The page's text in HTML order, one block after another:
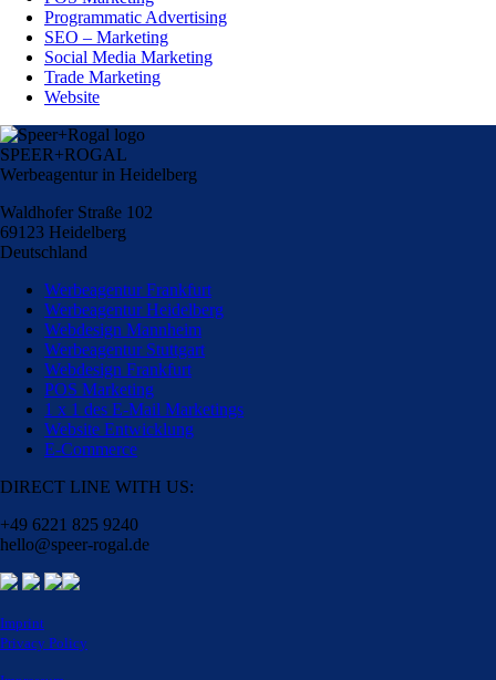
Programmatic Advertising
SEO – Marketing
Social Media Marketing
Trade Marketing
Website
SPEER+ROGAL
Werbeagentur in Heidelberg
Waldhofer Straße 102
69123 Heidelberg
Deutschland
Werbeagentur Frankfurt
Werbeagentur Heidelberg
Webdesign Mannheim
Werbeagentur Stuttgart
Webdesign Frankfurt
POS Marketing
1 x 1 des E-Mail Marketings
Website Entwicklung
E-Commerce
DIRECT LINE WITH US:
+49 6221 825 9240
hello@speer-rogal.de
Imprint
Privacy Policy